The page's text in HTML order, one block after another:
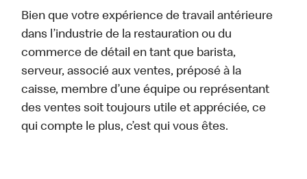
Bien que votre expérience de travail antérieure
dans l’industrie de la restauration ou du
commerce de détail en tant que barista,
serveur, associé aux ventes, préposé à la
caisse, membre d’une équipe ou représentant
des ventes soit toujours utile et appréciée, ce
qui compte le plus, c’est qui vous êtes.